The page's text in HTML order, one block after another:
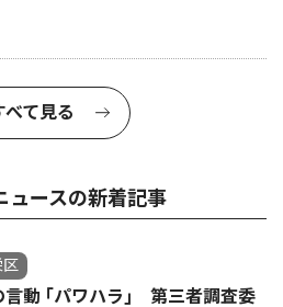
べて見る
ュースの新着記事
区
言動 ｢パワハラ｣ 第三者調査委